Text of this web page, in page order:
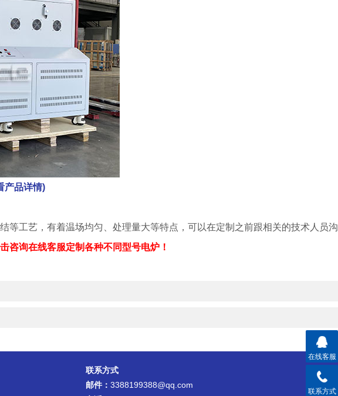
产品详情)
工艺，有着温场均匀、处理量大等特点，可以在定制之前跟相关的技术人员沟
咨询在线客服定制各种不同型号电炉！
联系方式
邮件： 3388199388@qq.com
在线客服
联系方式